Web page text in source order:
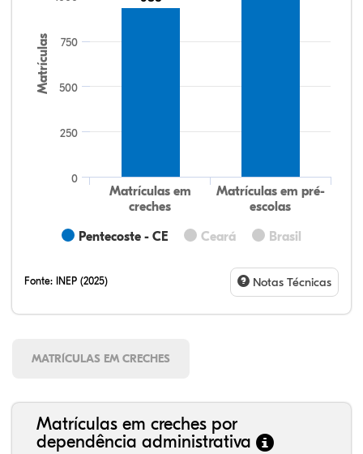
Matrículas
Pentecoste - CE Ceará Brasil
Matrículas em
creches
Matrículas em pré-
escolas
0
250
500
750
Fonte: INEP (2025) Notas Técnicas
MATRÍCULAS EM CRECHES
Matrículas em creches por
dependência administrativa